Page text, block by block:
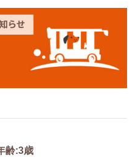
齢:3歳